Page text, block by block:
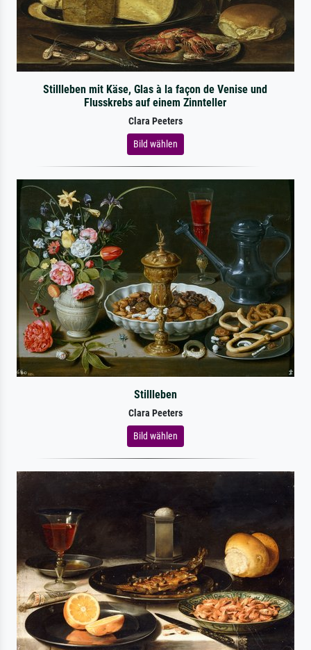
Stillleben mit Käse, Glas à la façon de Venise und
Flusskrebs auf einem Zinnteller
Clara Peeters
Bild wählen
Stillleben
Clara Peeters
Bild wählen